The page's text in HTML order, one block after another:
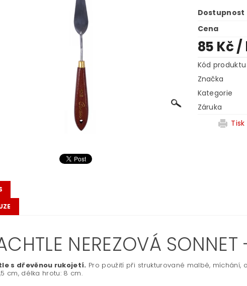
Dostupnost
Cena
85 Kč/
Kód produktu
Značka
Kategorie
Záruka
Tisk
NEREZOVÁ SONNET
s dřevěnou rukojetí. Pro použití při strukturované malbě,
cm, délka hrotu: 8 cm.